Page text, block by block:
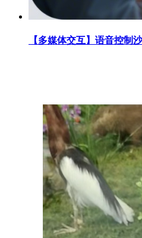
【多媒体交互】语音控制